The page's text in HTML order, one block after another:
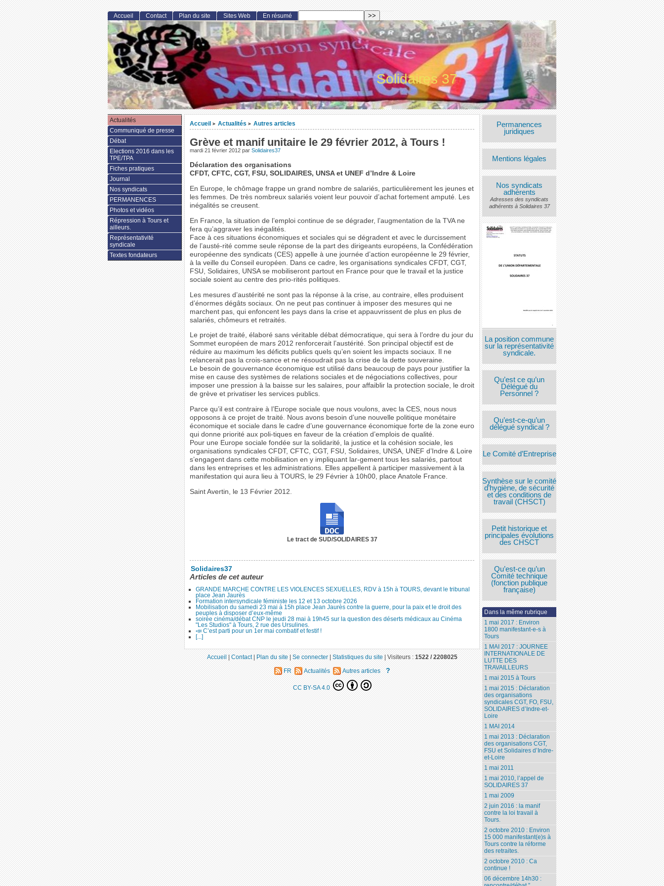
Solidaires 37
Accueil > Actualités > Autres articles
Grève et manif unitaire le 29 février 2012, à Tours !
mardi 21 février 2012 par Solidaires37
Déclaration des organisations
CFDT, CFTC, CGT, FSU, SOLIDAIRES, UNSA et UNEF d’Indre & Loire
En Europe, le chômage frappe un grand nombre de salariés, particulièrement les jeunes et
les femmes. De très nombreux salariés voient leur pouvoir d’achat fortement amputé. Les
inégalités se creusent.
En France, la situation de l’emploi continue de se dégrader, l’augmentation de la TVA ne
fera qu’aggraver les inégalités.
Face à ces situations économiques et sociales qui se dégradent et avec le durcissement
de l’austé-rité comme seule réponse de la part des dirigeants européens, la Confédération
européenne des syndicats (CES) appelle à une journée d’action européenne le 29 février,
à la veille du Conseil européen. Dans ce cadre, les organisations syndicales CFDT, CGT,
FSU, Solidaires, UNSA se mobiliseront partout en France pour que le travail et la justice
sociale soient au centre des prio-rités politiques.
Les mesures d’austérité ne sont pas la réponse à la crise, au contraire, elles produisent
d’énormes dégâts sociaux. On ne peut pas continuer à imposer des mesures qui ne
marchent pas, qui enfoncent les pays dans la crise et appauvrissent de plus en plus de
salariés, chômeurs et retraités.
Le projet de traité, élaboré sans véritable débat démocratique, qui sera à l’ordre du jour du
Sommet européen de mars 2012 renforcerait l’austérité. Son principal objectif est de
réduire au maximum les déficits publics quels qu’en soient les impacts sociaux. Il ne
relancerait pas la crois-sance et ne résoudrait pas la crise de la dette souveraine.
Le besoin de gouvernance économique est utilisé dans beaucoup de pays pour justifier la
mise en cause des systèmes de relations sociales et de négociations collectives, pour
imposer une pression à la baisse sur les salaires, pour affaiblir la protection sociale, le droit
de grève et privatiser les services publics.
Parce qu’il est contraire à l’Europe sociale que nous voulons, avec la CES, nous nous
opposons à ce projet de traité. Nous avons besoin d’une nouvelle politique monétaire
économique et sociale dans le cadre d’une gouvernance économique forte de la zone euro
qui donne priorité aux poli-tiques en faveur de la création d’emplois de qualité.
Pour une Europe sociale fondée sur la solidarité, la justice et la cohésion sociale, les
organisations syndicales CFDT, CFTC, CGT, FSU, Solidaires, UNSA, UNEF d’Indre & Loire
s’engagent dans cette mobilisation en y impliquant lar-gement tous les salariés, partout
dans les entreprises et les administrations. Elles appellent à participer massivement à la
manifestation qui aura lieu à TOURS, le 29 Février à 10h00, place Anatole France.
Saint Avertin, le 13 Février 2012.
Le tract de SUD/SOLIDAIRES 37
Solidaires37
Articles de cet auteur
GRANDE MARCHE CONTRE LES VIOLENCES SEXUELLES, RDV à 15h à TOURS, devant le tribunal
place Jean Jaurès
Formation intersyndicale féministe les 12 et 13 octobre 2026
Mobilisation du samedi 23 mai à 15h place Jean Jaurès contre la guerre, pour la paix et le droit des
peuples à disposer d’eux-même
soirée cinéma/débat CNP le jeudi 28 mai à 19h45 sur la question des déserts médicaux au Cinéma
"Les Studios" à Tours, 2 rue des Ursulines.
📣 C’est parti pour un 1er mai combatif et festif !
[...]
Permanences
juridiques
Mentions légales
Nos syndicats
adhérents
Adresses des syndicats
adhérents à Solidaires 37
La position commune
sur la représentativité
syndicale.
Qu’est ce qu’un
Délégué du
Personnel ?
Qu’est-ce-qu’un
délégué syndical ?
Le Comité d’Entreprise
Synthèse sur le comité
d’hygiène, de sécurité
et des conditions de
travail (CHSCT)
Petit historique et
principales évolutions
des CHSCT
Qu’est-ce qu’un
Comité technique
(fonction publique
française)
Dans la même rubrique
1 mai 2017 : Environ
1800 manifestant-e-s à
Tours
1 MAI 2017 : JOURNEE
INTERNATIONALE DE
LUTTE DES
TRAVAILLEURS
1 mai 2015 à Tours
1 mai 2015 : Déclaration
des organisations
syndicales CGT, FO, FSU,
SOLIDAIRES d’Indre-et-
Loire
1 MAI 2014
1 mai 2013 : Déclaration
des organisations CGT,
FSU et Solidaires d’Indre-
et-Loire
1 mai 2011
1 mai 2010, l’appel de
SOLIDAIRES 37
1 mai 2009
2 juin 2016 : la manif
contre la loi travail à
Tours.
2 octobre 2010 : Environ
15 000 manifestant(e)s à
Tours contre la réforme
des retraites.
2 octobre 2010 : Ca
continue !
06 décembre 14h30 :
Accueil Contact Plan du site Sites Web En résumé
Actualités
Communiqué de presse
Débat
Elections 2016 dans les
TPE/TPA
Fiches pratiques
Journal
Nos syndicats
PERMANENCES
Photos et vidéos
Répression à Tours et
ailleurs.
Représentativité
syndicale
Textes fondateurs
Accueil|Contact|Plan du site|Se connecter|Statistiques du site|Visiteurs :1522 / 2208025
FR Actualités Autres articles ?
CC BY-SA 4.0